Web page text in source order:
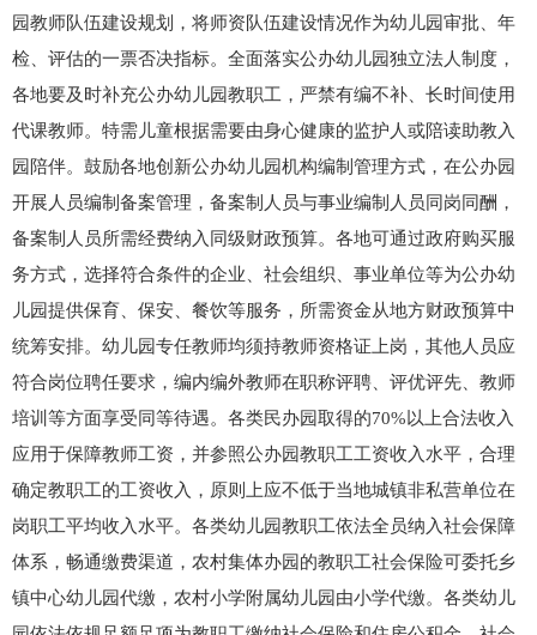
园教师队伍建设规划，将师资队伍建设情况作为幼儿园审批、年
检、评估的一票否决指标。全面落实公办幼儿园独立法人制度，
各地要及时补充公办幼儿园教职工，严禁有编不补、长时间使用
代课教师。特需儿童根据需要由身心健康的监护人或陪读助教入
园陪伴。鼓励各地创新公办幼儿园机构编制管理方式，在公办园
开展人员编制备案管理，备案制人员与事业编制人员同岗同酬，
备案制人员所需经费纳入同级财政预算。各地可通过政府购买服
务方式，选择符合条件的企业、社会组织、事业单位等为公办幼
儿园提供保育、保安、餐饮等服务，所需资金从地方财政预算中
统筹安排。幼儿园专任教师均须持教师资格证上岗，其他人员应
符合岗位聘任要求，编内编外教师在职称评聘、评优评先、教师
培训等方面享受同等待遇。各类民办园取得的70%以上合法收入
应用于保障教师工资，并参照公办园教职工工资收入水平，合理
确定教职工的工资收入，原则上应不低于当地城镇非私营单位在
岗职工平均收入水平。各类幼儿园教职工依法全员纳入社会保障
体系，畅通缴费渠道，农村集体办园的教职工社会保险可委托乡
镇中心幼儿园代缴，农村小学附属幼儿园由小学代缴。各类幼儿